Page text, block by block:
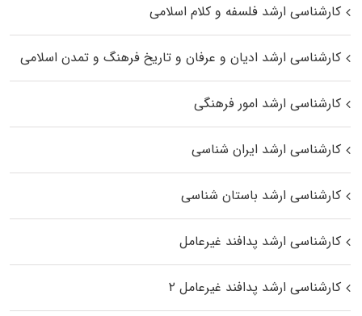
کارشناسی ارشد فلسفه و کلام اسلامی
کارشناسی ارشد ادیان و عرفان و تاریخ فرهنگ و تمدن اسلامی
کارشناسی ارشد امور فرهنگی
کارشناسی ارشد ایران شناسی
کارشناسی ارشد باستان شناسی
کارشناسی ارشد پدافند غیرعامل
کارشناسی ارشد پدافند غیرعامل ۲